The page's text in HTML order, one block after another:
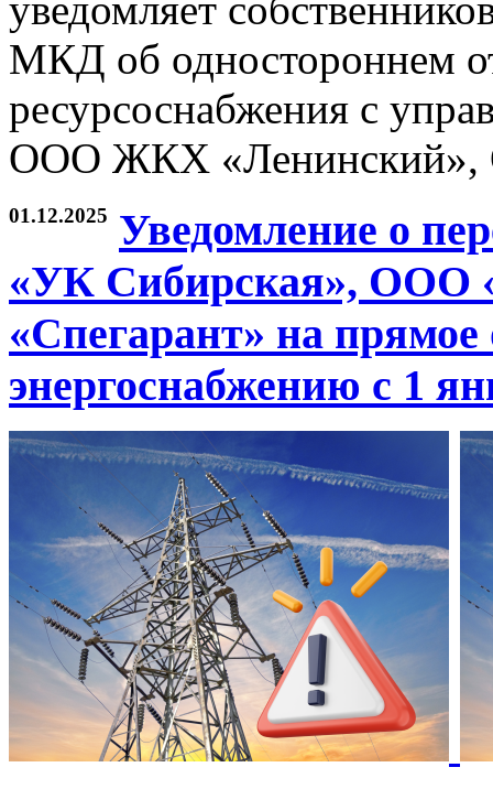
МКД об одностороннем
ресурсоснабжения с
ООО ЖКХ «Ленинский»,
01.12.2025 Уведомление о
«УК Сибирская», ООО
«Спегарант» на
энергоснабжению с 1